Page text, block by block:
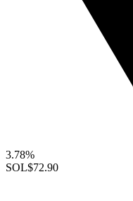
3.78%
SOL$72.90